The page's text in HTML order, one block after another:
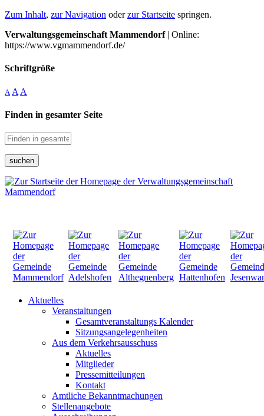
Zum Inhalt, zur Navigation oderzur Startseite springen.
Verwaltungsgemeinschaft Mammendorf| Online:
https://www.vgmammendorf.de/
Schriftgröße
A A A
Finden in gesamter Seite
suchen
Aktuelles
Veranstaltungen
Gesamtveranstaltungs Kalender
Sitzungsangelegenheiten
Aus dem Verkehrsausschuss
Aktuelles
Mitglieder
Pressemitteilungen
Kontakt
Amtliche Bekanntmachungen
Stellenangebote